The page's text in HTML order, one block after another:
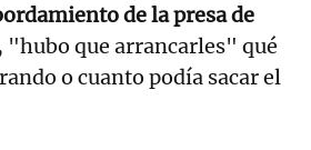
de la presa de
"hubo que arrancarles" qué
o cuanto podía sacar el